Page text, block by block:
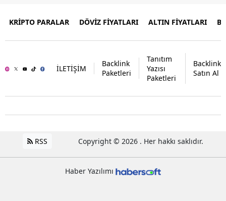
KRİPTO PARALAR DÖVİZ FİYATLARI ALTIN FİYATLARI
İLETİŞİM
Backlink
Paketleri
Tanıtım
Yazısı
Paketleri
Backlink
Satın Al
RSS Copyright © 2026 . Her hakkı saklıdır.
Haber Yazılımı